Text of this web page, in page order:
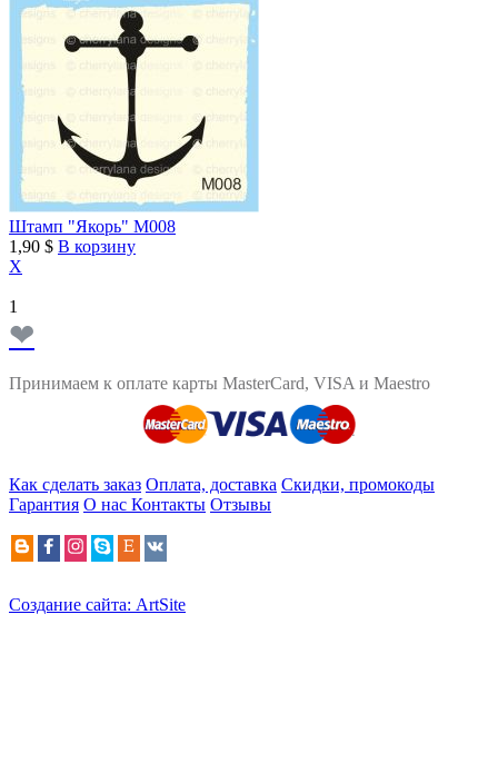
Штамп "Якорь" M008
1,90 $ В корзину
X
1
❤
Принимаем к оплате карты MasterCard, VISA и Maestro
Как сделать заказ Оплата, доставка Скидки, промокоды
Гарантия О нас Контакты Отзывы
Создание сайта: ArtSite